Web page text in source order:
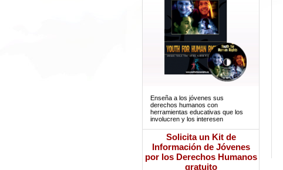
Enseña a los jóvenes sus
derechos humanos con
herramientas educativas que los
involucren y los interesen
Solicita un Kit de
Información de Jóvenes
por los Derechos Humanos
gratuito